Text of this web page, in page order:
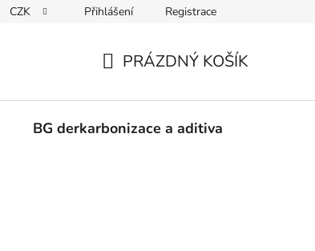
CZK Přihlášení Registrace
KOŠÍK
PRÁZDNÝ KOŠÍK
BG derkarbonizace a aditiva